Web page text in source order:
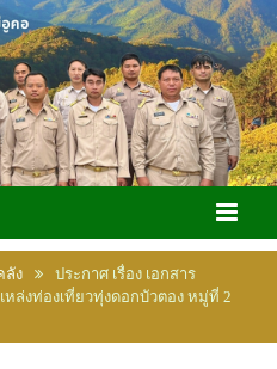
ลัง
ประกาศ เรื่อง เอกสาร
ล่งท่องเที่ยวทุ่งดอกบัวตอง หมู่ที่ 2